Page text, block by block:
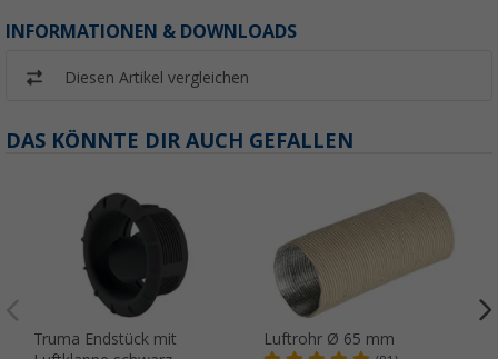
INFORMATIONEN & DOWNLOADS
Diesen Artikel vergleichen
DAS KÖNNTE DIR AUCH GEFALLEN
Truma Endstück mit
Luftrohr Ø 65 mm